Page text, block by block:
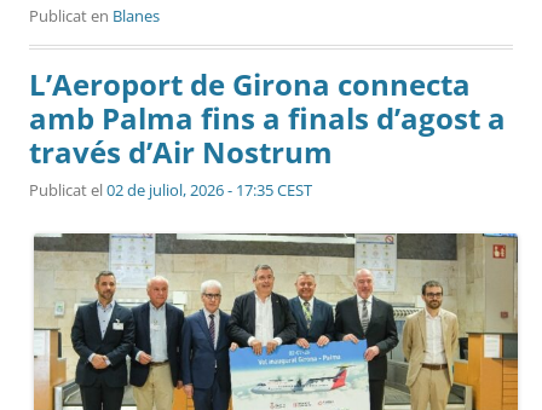
Publicat en Blanes
L’Aeroport de Girona connecta
amb Palma fins a finals d’agost a
través d’Air Nostrum
Publicat el02 de juliol, 2026 - 17:35 CEST